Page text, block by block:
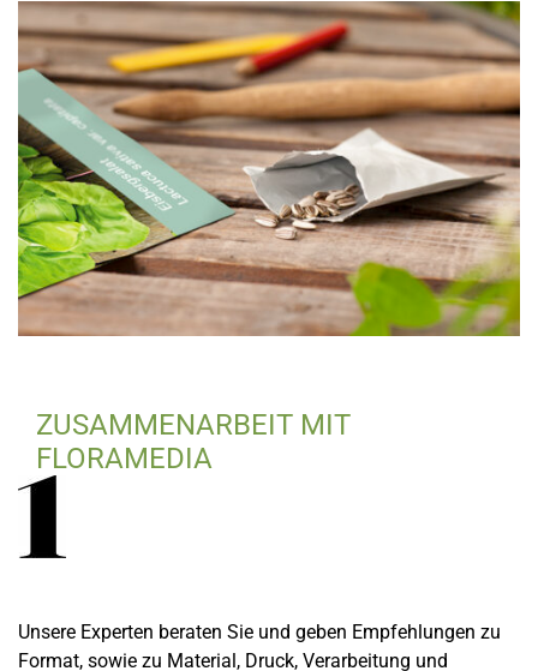
ZUSAMMENARBEIT MIT
FLORAMEDIA
Unsere Experten beraten Sie und geben Empfehlungen zu
Format, sowie zu Material, Druck, Verarbeitung und